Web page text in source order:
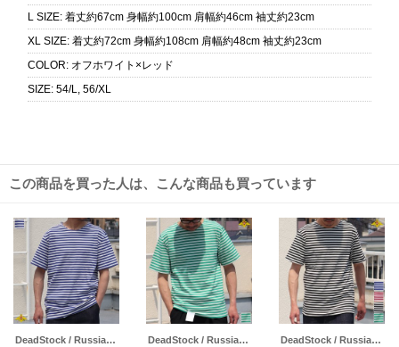
L SIZE: 着丈約67cm 身幅約100cm 肩幅約46cm 袖丈約23cm
XL SIZE: 着丈約72cm 身幅約108cm 肩幅約48cm 袖丈約23cm
COLOR: オフホワイト×レッド
SIZE: 54/L, 56/XL
この商品を買った人は、こんな商品も買っています
DeadStock / Russian Military Border Tee(ロシアンボーダー 半袖TEE ) DeadStock / Russian Military Border Tee(ロシアンボーダー 半袖TEE ) DeadStock / Russian Military Border Tee(ロシアンボーダー 半袖TEE )